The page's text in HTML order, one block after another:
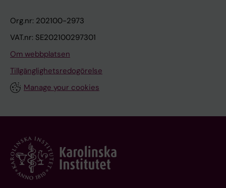
Org.nr: 202100-2973
VAT.nr: SE202100297301
Om webbplatsen
Tillgänglighetsredogörelse
Manage your cookies